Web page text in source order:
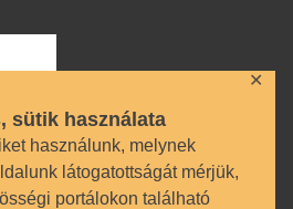
sütik használata
használunk, melynek
látogatottságát mérjük,
portálokon található
✕